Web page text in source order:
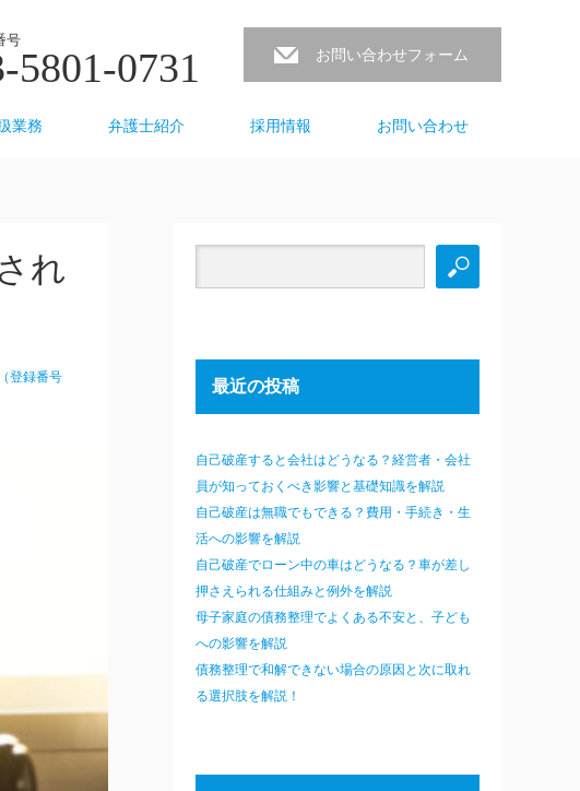
号
5801-0731 お問い合わせフォーム
業務 弁護士紹介 採用情報 お問い合わせ
れ
登録番号
最近の投稿
自己破産すると会社はどうなる？経営者・会社
員が知っておくべき影響と基礎知識を解説
自己破産は無職でもできる？費用・手続き・生
活への影響を解説
自己破産でローン中の車はどうなる？車が差し
押さえられる仕組みと例外を解説
母子家庭の債務整理でよくある不安と、子ども
への影響を解説
債務整理で和解できない場合の原因と次に取れ
る選択肢を解説！